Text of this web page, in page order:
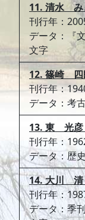
11. 清水 み
刊行年：
データ：『
文字
12. 篠崎 四
刊行年：
データ：考
13. 東 光彦
刊行年：
データ：歴
14. 大川 清
刊行年：
データ：季